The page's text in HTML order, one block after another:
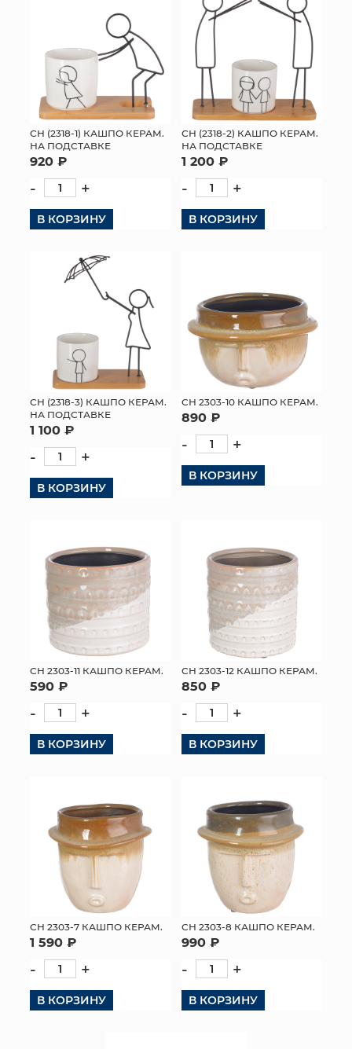
СН (2318-1) КАШПО КЕРАМ.
НА ПОДСТАВКЕ
920 ₽
- +
В КОРЗИНУ
СН (2318-2) КАШПО КЕРАМ.
НА ПОДСТАВКЕ
1 200 ₽
- +
В КОРЗИНУ
СН (2318-3) КАШПО КЕРАМ.
НА ПОДСТАВКЕ
1 100 ₽
- +
В КОРЗИНУ
СН 2303-10 КАШПО КЕРАМ.
890 ₽
- +
В КОРЗИНУ
СН 2303-11 КАШПО КЕРАМ.
590 ₽
- +
В КОРЗИНУ
СН 2303-12 КАШПО КЕРАМ.
850 ₽
- +
В КОРЗИНУ
СН 2303-7 КАШПО КЕРАМ.
1 590 ₽
- +
В КОРЗИНУ
СН 2303-8 КАШПО КЕРАМ.
990 ₽
- +
В КОРЗИНУ